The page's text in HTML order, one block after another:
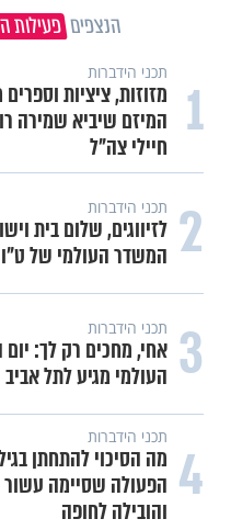
הנצפים פעילות
1 תכני הידברות
מזוזות, ציציות
המיזם שיביא שמירה
חיילי צה"ל
2 תכני הידברות
לזיווגים, שלום בית
המשדר העולמי של
3 תכני הידברות
אחי, מחכים רק לך: יום
העולמי מגיע לתל אביב
4 תכני הידברות
הפעולה שסיימה
והובילה לחופה